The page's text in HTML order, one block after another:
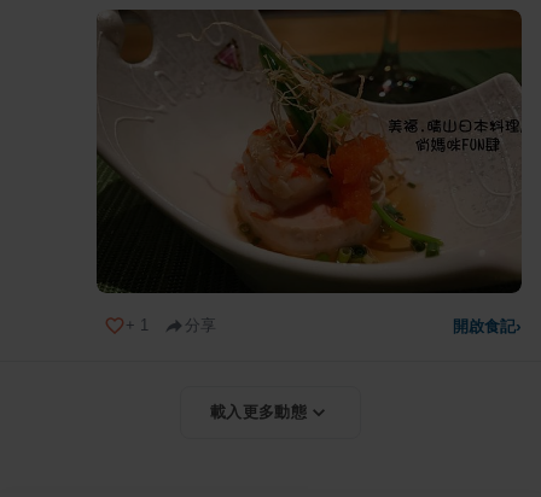
+ 1 分享 開啟食記›
載入更多動態